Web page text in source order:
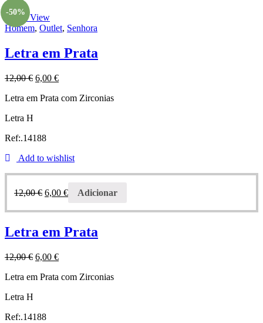
-50%
Quick View
Homem, Outlet, Senhora
Letra em Prata
12,00€ 6,00 €
Letra em Prata com Zirconias
Letra H
Ref:.14188
Add to wishlist
12,00€ 6,00 € Adicionar
Letra em Prata
12,00€ 6,00 €
Letra em Prata com Zirconias
Letra H
Ref:.14188